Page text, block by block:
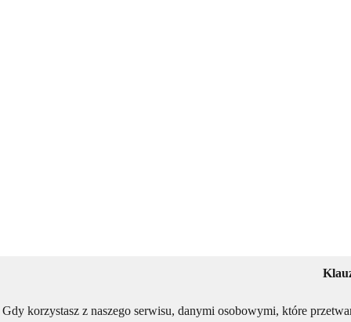
Gdy korzystasz z naszego serwisu, danymi osobowymi, które